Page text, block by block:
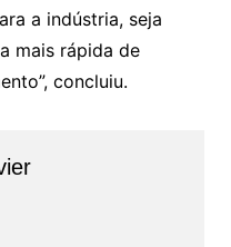
a indústria, seja
mais rápida de
concluiu.